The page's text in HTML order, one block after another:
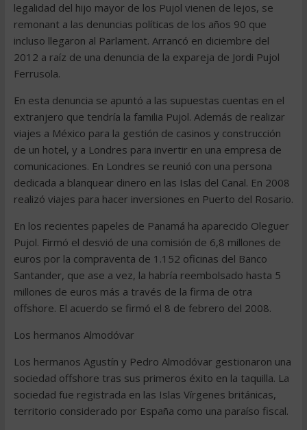
legalidad del hijo mayor de los Pujol vienen de lejos, se
remonant a las denuncias políticas de los años 90 que
incluso llegaron al Parlament. Arrancó en diciembre del
2012 a raíz de una denuncia de la expareja de Jordi Pujol
Ferrusola.
En esta denuncia se apuntó a las supuestas cuentas en el
extranjero que tendría la familia Pujol. Además de realizar
viajes a México para la gestión de casinos y construcción
de un hotel, y a Londres para invertir en una empresa de
comunicaciones. En Londres se reunió con una persona
dedicada a blanquear dinero en las Islas del Canal. En 2008
realizó viajes para hacer inversiones en Puerto del Rosario.
En los recientes papeles de Panamá ha aparecido Oleguer
Pujol. Firmó el desvió de una comisión de 6,8 millones de
euros por la compraventa de 1.152 oficinas del Banco
Santander, que ase a vez, la habría reembolsado hasta 5
millones de euros más a través de la firma de otra
offshore. El acuerdo se firmó el 8 de febrero del 2008.
Los hermanos Almodóvar
Los hermanos Agustín y Pedro Almodóvar gestionaron una
sociedad offshore tras sus primeros éxito en la taquilla. La
sociedad fue registrada en las Islas Vírgenes británicas,
territorio considerado por España como una paraíso fiscal.